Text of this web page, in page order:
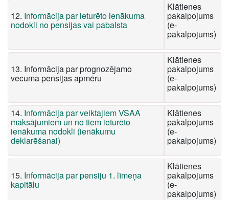
12. Informācija par ieturēto ienākuma
nodokli no pensijas vai pabalsta
Klātienes
pakalpojums
(e-
pakalpojums)
13. Informācija par prognozējamo
vecuma pensijas apmēru
Klātienes
pakalpojums
(e-
pakalpojums)
14. Informācija par veiktajiem VSAA
maksājumiem un no tiem ieturēto
ienākuma nodokli (ienākumu
deklarēšanai)
Klātienes
pakalpojums
(e-
pakalpojums)
15. Informācija par pensiju 1. līmeņa
kapitālu
Klātienes
pakalpojums
(e-
pakalpojums)